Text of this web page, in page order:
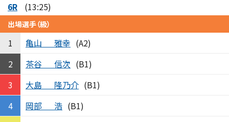
6R (13:25)
出場選手（級）
1 亀山 雅幸 (A2)
2
茶谷 信次 (B1)
3
大島 隆乃介 (B1)
4
岡部 浩 (B1)